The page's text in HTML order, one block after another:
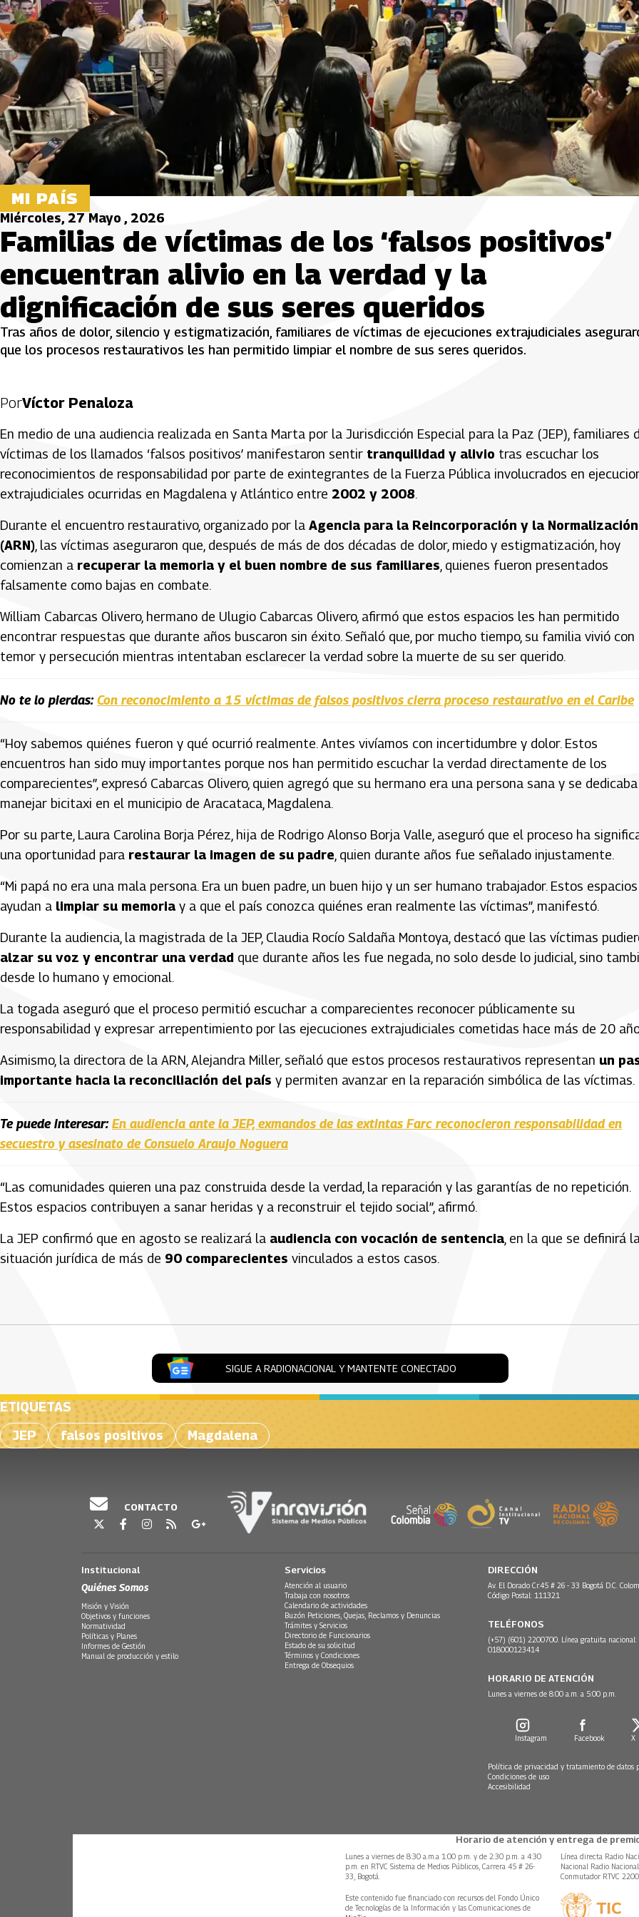
MI PAÍS
Miércoles, 27 Mayo , 2026
Familias de víctimas de los ‘falsos positivos’
encuentran alivio en la verdad y la
dignificación de sus seres queridos
Tras años de dolor, silencio y estigmatización, familiares de víctimas de ejecuciones extrajudiciales
que los procesos restaurativos les han permitido limpiar el nombre de sus seres queridos.
PorVíctor Penaloza
En medio de una audiencia realizada en Santa Marta por la Jurisdicción Especial para la Paz (JEP), familiares
víctimas de los llamados ‘falsos positivos’ manifestaron sentir tranquilidad y alivio tras escuchar los
reconocimientos de responsabilidad por parte de exintegrantes de la Fuerza Pública involucrados en
extrajudiciales ocurridas en Magdalena y Atlántico entre 2002 y 2008.
Durante el encuentro restaurativo, organizado por la Agencia para la Reincorporación y la Normalización
(ARN) , las víctimas aseguraron que, después de más de dos décadas de dolor, miedo y estigmatización, hoy
comienzan a recuperar la memoria y el buen nombre de sus familiares , quienes fueron presentados
falsamente como bajas en combate.
William Cabarcas Olivero, hermano de Ulugio Cabarcas Olivero, afirmó que estos espacios les han permitido
encontrar respuestas que durante años buscaron sin éxito. Señaló que, por mucho tiempo, su familia vivió con
temor y persecución mientras intentaban esclarecer la verdad sobre la muerte de su ser querido.
No te lo pierdas: Con reconocimiento a 15 víctimas de falsos positivos cierra proceso restaurativo en el Caribe
“Hoy sabemos quiénes fueron y qué ocurrió realmente. Antes vivíamos con incertidumbre y dolor. Estos
encuentros han sido muy importantes porque nos han permitido escuchar la verdad directamente de los
comparecientes”, expresó Cabarcas Olivero, quien agregó que su hermano era una persona sana y se
manejar bicitaxi en el municipio de Aracataca, Magdalena.
Por su parte, Laura Carolina Borja Pérez, hija de Rodrigo Alonso Borja Valle, aseguró que el proceso ha
una oportunidad para restaurar la imagen de su padre , quien durante años fue señalado injustamente.
“Mi papá no era una mala persona. Era un buen padre, un buen hijo y un ser humano trabajador. Estos espacios
ayudan a limpiar su memoria y a que el país conozca quiénes eran realmente las víctimas”, manifestó.
Durante la audiencia, la magistrada de la JEP, Claudia Rocío Saldaña Montoya, destacó que las víctimas
alzar su voz y encontrar una verdad que durante años les fue negada, no solo desde lo judicial, sino
desde lo humano y emocional.
La togada aseguró que el proceso permitió escuchar a comparecientes reconocer públicamente su
responsabilidad y expresar arrepentimiento por las ejecuciones extrajudiciales cometidas hace más de 20
Asimismo, la directora de la ARN, Alejandra Miller, señaló que estos procesos restaurativos representan un
importante hacia la reconciliación del país y permiten avanzar en la reparación simbólica de las víctimas.
Te puede interesar: En audiencia ante la JEP, exmandos de las extintas Farc reconocieron responsabilidad en
secuestro y asesinato de Consuelo Araujo Noguera
“Las comunidades quieren una paz construida desde la verdad, la reparación y las garantías de no repetición.
Estos espacios contribuyen a sanar heridas y a reconstruir el tejido social”, afirmó.
La JEP confirmó que en agosto se realizará la audiencia con vocación de sentencia , en la que se definirá
situación jurídica de más de 90 comparecientes vinculados a estos casos.
SIGUE A RADIONACIONAL Y MANTENTE CONECTADO
ETIQUETAS
JEP
falsos positivos Magdalena
CONTACTO
Institucional
Quiénes Somos
Misión y Visión
Objetivos y funciones
Normatividad
Políticas y Planes
Informes de Gestión
Manual de producción y estilo
Servicios
Atención al usuario
Trabaja con nosotros
Calendario de actividades
Buzón Peticiones, Quejas, Reclamos y Denuncias
Trámites y Servicios
Directorio de Funcionarios
Estado de su solicitud
Términos y Condiciones
Entrega de Obsequios
DIRECCIÓN
Av. El Dorado Cr.45 # 26 - 33 Bogotá D.C.
Código Postal: 111321
TELÉFONOS
(+57) (601) 2200700. Línea gratuita nacional:
018000123414
HORARIO DE ATENCIÓN
Lunes a viernes de 8:00 a.m. a 5:00 p.m.
Instagram Facebook X
Política de privacidad y tratamiento de datos
Condiciones de uso
Accesibilidad
Horario de atención y entrega de
Lunes a viernes de 8:30 a.m.a 1:00 p.m. y de 2:30 p.m. a 4:30
p.m. en RTVC Sistema de Medios Públicos, Carrera 45 # 26-
33, Bogotá.
Línea directa Radio
Nacional Radio
Conmutador RTVC
Este contenido fue financiado con recursos del Fondo Único
de Tecnologías de la Información y las Comunicaciones de